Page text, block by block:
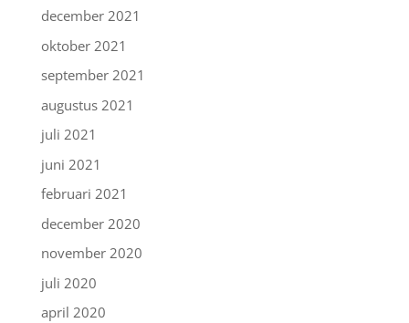
december 2021
oktober 2021
september 2021
augustus 2021
juli 2021
juni 2021
februari 2021
december 2020
november 2020
juli 2020
april 2020